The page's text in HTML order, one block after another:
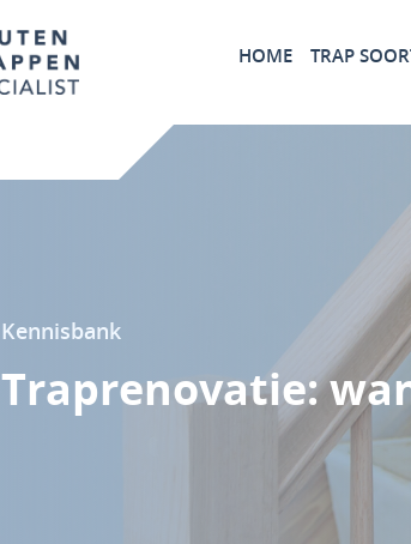
HOME TRAP
Kennisbank
Traprenovatie: